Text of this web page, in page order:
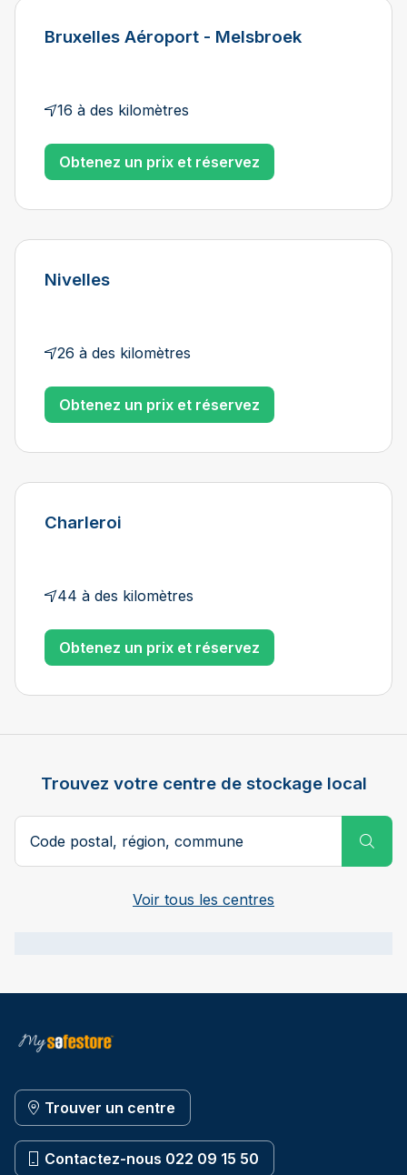
Bruxelles Aéroport - Melsbroek
16 à des kilomètres
Obtenez un prix et réservez
Nivelles
26 à des kilomètres
Obtenez un prix et réservez
Charleroi
44 à des kilomètres
Obtenez un prix et réservez
Trouvez votre centre de stockage local
Code postal ou ville
Voir tous les centres
Trouver un centre
Contactez-nous 022 09 15 50